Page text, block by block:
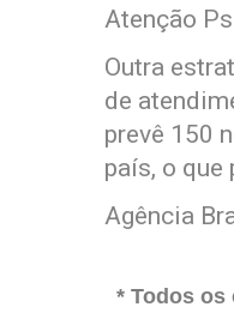
Atenção
Outra
de
prevê 150
país, o
Agência
* Todos os